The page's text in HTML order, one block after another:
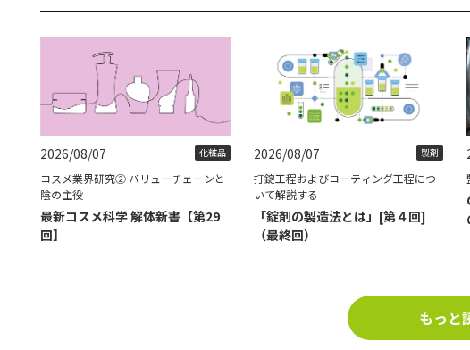
2026/08/07 化粧品
コスメ業界研究② バリューチェーンと
陰の主役
最新コスメ科学 解体新書【第29
回】
2026/08/07 製剤
打錠工程およびコーティング工程につ
いて解説する
「錠剤の製造法とは」[第４回]
（最終回）
もっと